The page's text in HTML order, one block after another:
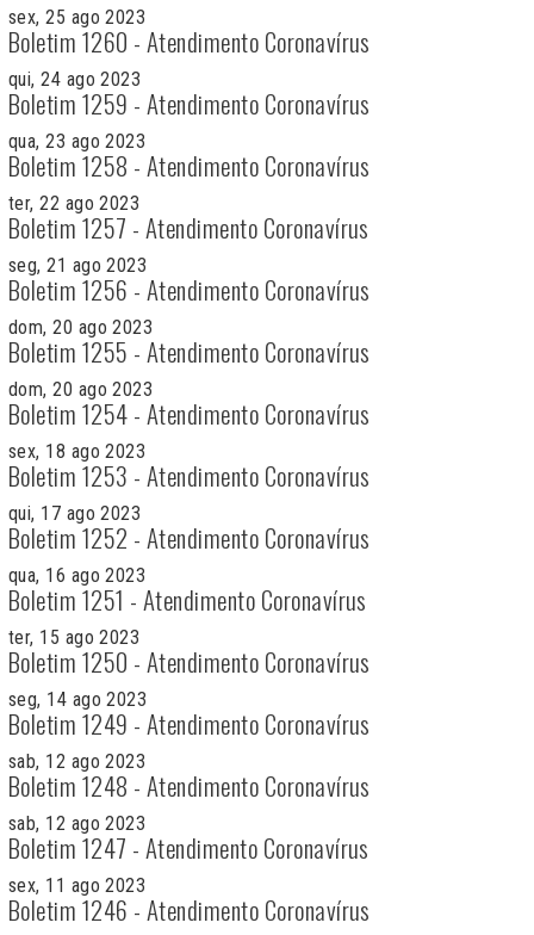
sex, 25 ago 2023
Boletim 1260 - Atendimento Coronavírus
qui, 24 ago 2023
Boletim 1259 - Atendimento Coronavírus
qua, 23 ago 2023
Boletim 1258 - Atendimento Coronavírus
ter, 22 ago 2023
Boletim 1257 - Atendimento Coronavírus
seg, 21 ago 2023
Boletim 1256 - Atendimento Coronavírus
dom, 20 ago 2023
Boletim 1255 - Atendimento Coronavírus
dom, 20 ago 2023
Boletim 1254 - Atendimento Coronavírus
sex, 18 ago 2023
Boletim 1253 - Atendimento Coronavírus
qui, 17 ago 2023
Boletim 1252 - Atendimento Coronavírus
qua, 16 ago 2023
Boletim 1251 - Atendimento Coronavírus
ter, 15 ago 2023
Boletim 1250 - Atendimento Coronavírus
seg, 14 ago 2023
Boletim 1249 - Atendimento Coronavírus
sab, 12 ago 2023
Boletim 1248 - Atendimento Coronavírus
sab, 12 ago 2023
Boletim 1247 - Atendimento Coronavírus
sex, 11 ago 2023
Boletim 1246 - Atendimento Coronavírus